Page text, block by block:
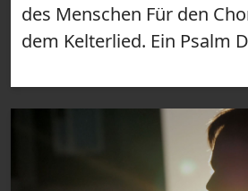
des Menschen Für den
dem Kelterlied. Ein Psalm